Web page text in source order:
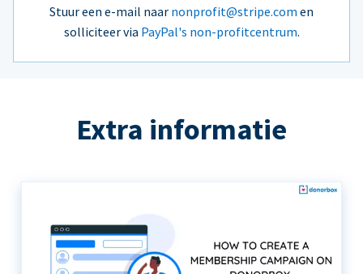
Stuur een e-mail naar nonprofit@stripe.com en
solliciteer via PayPal's non-profitcentrum.
Extra informatie